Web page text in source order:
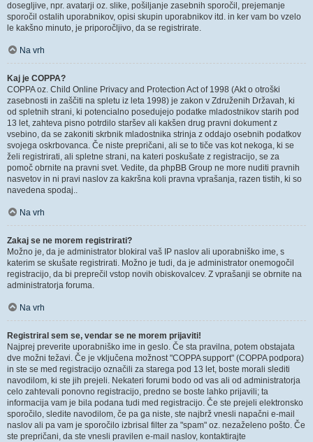
dosegljive, npr. avatarji oz. slike, pošiljanje zasebnih sporočil, prejemanje
sporočil ostalih uporabnikov, opisi skupin uporabnikov itd. in ker vam bo vzelo
le kakšno minuto, je priporočljivo, da se registrirate.
Na vrh
Kaj je COPPA?
COPPA oz. Child Online Privacy and Protection Act of 1998 (Akt o otroški
zasebnosti in zaščiti na spletu iz leta 1998) je zakon v Združenih Državah, ki
od spletnih strani, ki potencialno posedujejo podatke mladostnikov starih pod
13 let, zahteva pisno potrdilo staršev ali kakšen drug pravni dokument z
vsebino, da se zakoniti skrbnik mladostnika strinja z oddajo osebnih podatkov
svojega oskrbovanca. Če niste prepričani, ali se to tiče vas kot nekoga, ki se
želi registrirati, ali spletne strani, na kateri poskušate z registracijo, se za
pomoč obrnite na pravni svet. Vedite, da phpBB Group ne more nuditi pravnih
nasvetov in ni pravi naslov za kakršna koli pravna vprašanja, razen tistih, ki so
navedena spodaj..
Na vrh
Zakaj se ne morem registrirati?
Možno je, da je administrator blokiral vaš IP naslov ali uporabniško ime, s
katerim se skušate registrirati. Možno je tudi, da je administrator onemogočil
registracijo, da bi preprečil vstop novih obiskovalcev. Z vprašanji se obrnite na
administratorja foruma.
Na vrh
Registriral sem se, vendar se ne morem prijaviti!
Najprej preverite uporabniško ime in geslo. Če sta pravilna, potem obstajata
dve možni težavi. Če je vključena možnost "COPPA support" (COPPA podpora)
in ste se med registracijo označili za starega pod 13 let, boste morali slediti
navodilom, ki ste jih prejeli. Nekateri forumi bodo od vas ali od administratorja
celo zahtevali ponovno registracijo, predno se boste lahko prijavili; ta
informacija vam je bila podana tudi med registracijo. Če ste prejeli elektronsko
sporočilo, sledite navodilom, če pa ga niste, ste najbrž vnesli napačni e-mail
naslov ali pa vam je sporočilo izbrisal filter za "spam" oz. nezaželeno pošto. Če
ste prepričani, da ste vnesli pravilen e-mail naslov, kontaktirajte